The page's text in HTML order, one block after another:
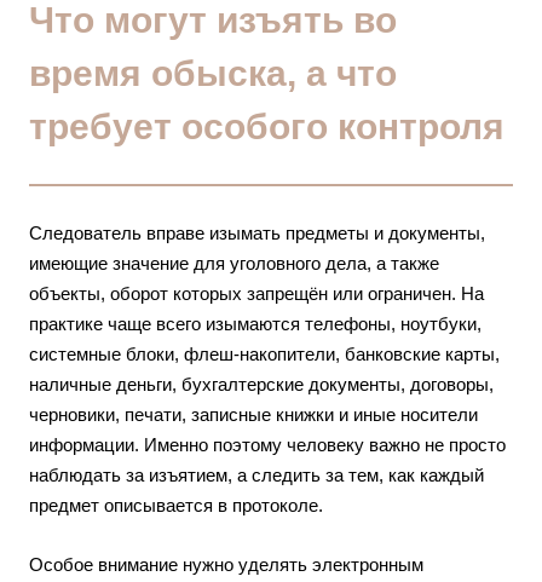
Что могут изъять во
время обыска, а что
требует особого контроля
Следователь вправе изымать предметы и документы,
имеющие значение для уголовного дела, а также
объекты, оборот которых запрещён или ограничен. На
практике чаще всего изымаются телефоны, ноутбуки,
системные блоки, флеш-накопители, банковские карты,
наличные деньги, бухгалтерские документы, договоры,
черновики, печати, записные книжки и иные носители
информации. Именно поэтому человеку важно не просто
наблюдать за изъятием, а следить за тем, как каждый
предмет описывается в протоколе.
Особое внимание нужно уделять электронным